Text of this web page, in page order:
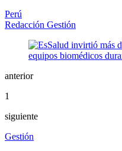
Perú
Redacción Gestión
anterior
1
siguiente
Gestión